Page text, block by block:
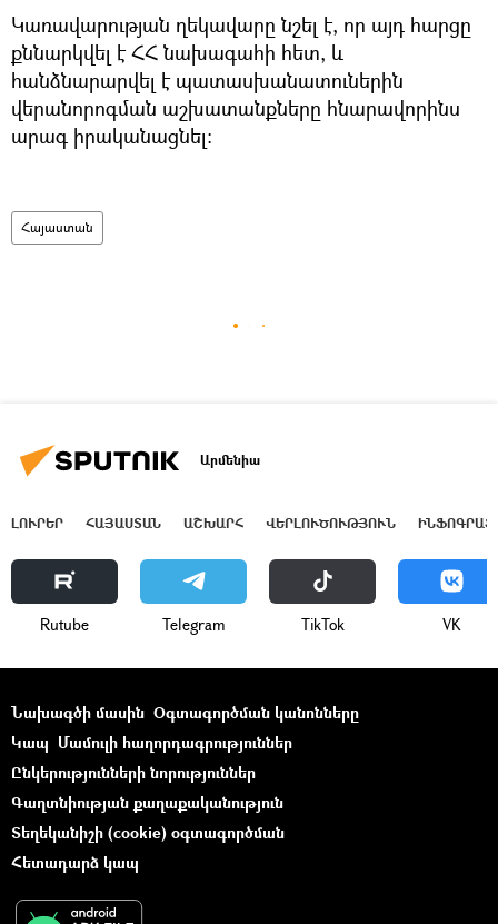
Կառավարության ղեկավարը նշել է, որ այդ հարցը
քննարկվել է ՀՀ նախագահի հետ, և
հանձնարարվել է պատասխանատուներին
վերանորոգման աշխատանքները հնարավորինս
արագ իրականացնել:
Հայաստան
Արմենիա
ԼՈՒՐԵՐ ՀԱՅԱՍՏԱՆ ԱՇԽԱՐՀ ՎԵՐԼՈՒԾՈՒԹՅՈՒՆ
Rutube Telegram ТikТоk VK
Նախագծի մասին Օգտագործման կանոնները
Կապ Մամուլի հաղորդագրություններ
Ընկերությունների նորություններ
Գաղտնիության քաղաքականություն
Տեղեկանիշի (cookie) օգտագործման
Հետադարձ կապ